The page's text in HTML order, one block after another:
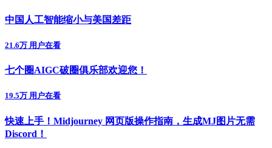
中国人工智能缩小与美国差距
21.6万 用户在看
七个圈AIGC破圈俱乐部欢迎您！
19.5万 用户在看
快速上手！Midjourney 网页版操作指南，生成MJ图片无需
Discord！